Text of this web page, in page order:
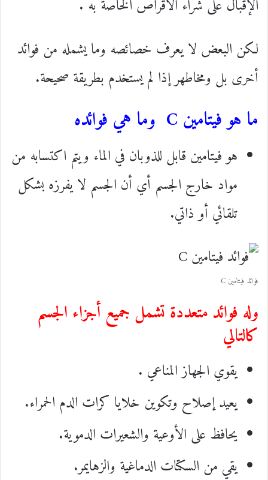
الإقبال على شراء الأقراص الخاصة به .
لكن البعض لا يعرف خصائصه وما يشمله من فوائد
أخرى بل ومخاطهر إذا لم يستخدم بطريقة صحيحة.
ما هو فيتامين C وما هي فوائده
هو فيتامين قابل للذوبان في الماء ويتم اكتسابه من
مواد خارج الجسم أي أن الجسم لا يفرزه بشكل
تلقائي أو ذاتي.
فوائد فيتامين C
وله فوائد متعددة تشمل جميع أجزاء الجسم
كالتالي
يقوي الجهاز المناعي .
يعيد إصلاح وتكوين خلايا كرات الدم الحمراء.
يحافظ على الأوعية والشعيرات الدموية.
يقي من السكتات الدماغية والزهايمر.